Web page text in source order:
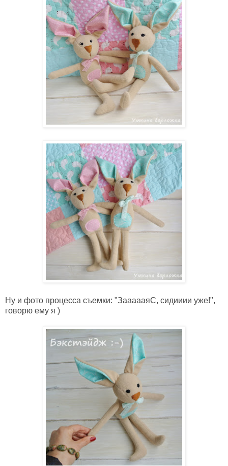
Ну и фото процесса съемки: "ЗаааааяС, сидииии уже!",
говорю ему я )